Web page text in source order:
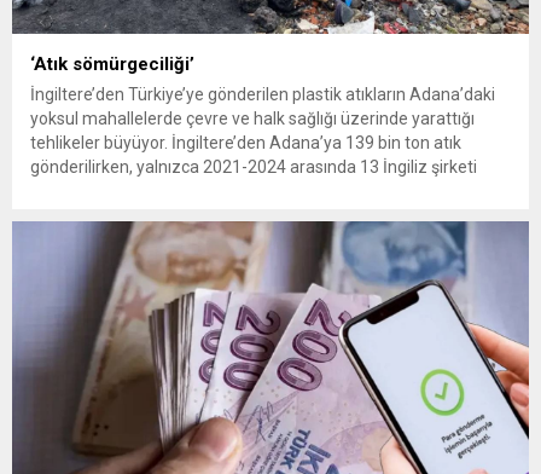
‘Atık sömürgeciliği’
İngiltere’den Türkiye’ye gönderilen plastik atıkların Adana’daki
yoksul mahallelerde çevre ve halk sağlığı üzerinde yarattığı
tehlikeler büyüyor. İngiltere’den Adana’ya 139 bin ton atık
gönderilirken, yalnızca 2021-2024 arasında 13 İngiliz şirketi
edilirken çiftçiler hava, su...